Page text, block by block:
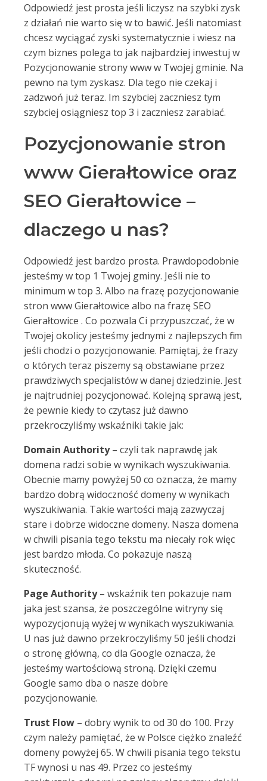
Odpowiedź jest prosta jeśli liczysz na szybki zysk
z działań nie warto się w to bawić. Jeśli natomiast
chcesz wyciągać zyski systematycznie i wiesz na
czym biznes polega to jak najbardziej inwestuj w
Pozycjonowanie strony www w Twojej gminie. Na
pewno na tym zyskasz. Dla tego nie czekaj i
zadzwoń już teraz. Im szybciej zaczniesz tym
szybciej osiągniesz top 3 i zaczniesz zarabiać.
Pozycjonowanie stron
www Gierałtowice oraz
SEO Gierałtowice –
dlaczego u nas?
Odpowiedź jest bardzo prosta. Prawdopodobnie
jesteśmy w top 1 Twojej gminy. Jeśli nie to
minimum w top 3. Albo na frazę pozycjonowanie
stron www Gierałtowice albo na frazę SEO
Gierałtowice . Co pozwala Ci przypuszczać, że w
Twojej okolicy jesteśmy jednymi z najlepszych firm
jeśli chodzi o pozycjonowanie. Pamiętaj, że frazy
o których teraz piszemy są obstawiane przez
prawdziwych specjalistów w danej dziedzinie. Jest
je najtrudniej pozycjonować. Kolejną sprawą jest,
że pewnie kiedy to czytasz już dawno
przekroczyliśmy wskaźniki takie jak:
Domain Authority– czyli tak naprawdę jak
domena radzi sobie w wynikach wyszukiwania.
Obecnie mamy powyżej 50 co oznacza, że mamy
bardzo dobrą widoczność domeny w wynikach
wyszukiwania. Takie wartości mają zazwyczaj
stare i dobrze widoczne domeny. Nasza domena
w chwili pisania tego tekstu ma niecały rok więc
jest bardzo młoda. Co pokazuje naszą
skuteczność.
Page Authority– wskaźnik ten pokazuje nam
jaka jest szansa, że poszczególne witryny się
wypozycjonują wyżej w wynikach wyszukiwania.
U nas już dawno przekroczyliśmy 50 jeśli chodzi
o stronę główną, co dla Google oznacza, że
jesteśmy wartościową stroną. Dzięki czemu
Google samo dba o nasze dobre
pozycjonowanie.
Trust Flow – dobry wynik to od 30 do 100. Przy
czym należy pamiętać, że w Polsce ciężko znaleźć
domeny powyżej 65. W chwili pisania tego tekstu
TF wynosi u nas 49. Przez co jesteśmy